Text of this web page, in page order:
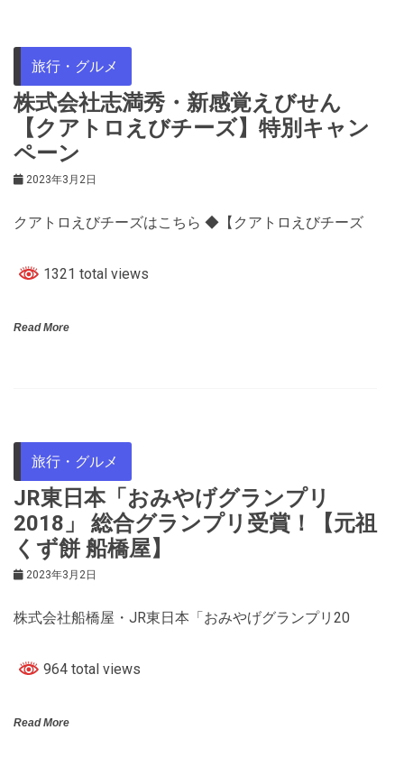
旅行・グルメ
株式会社志満秀・新感覚えびせん
【クアトロえびチーズ】特別キャン
ペーン
2023年3月2日
クアトロえびチーズはこちら ◆【クアトロえびチーズ
1321 total views
Read More
旅行・グルメ
JR東日本「おみやげグランプリ
2018」 総合グランプリ受賞！【元祖
くず餅 船橋屋】
2023年3月2日
株式会社船橋屋・JR東日本「おみやげグランプリ20
964 total views
Read More